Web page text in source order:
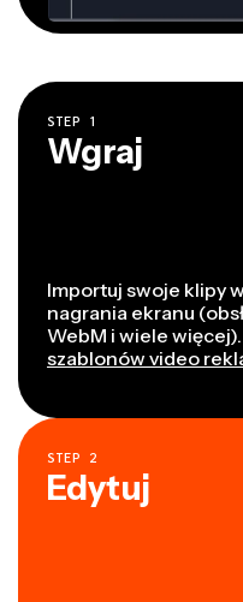
STEP 1
Wgraj
Importuj swoje klipy
nagrania ekranu
WebM i wiele
szablonów video
STEP 2
Edytuj